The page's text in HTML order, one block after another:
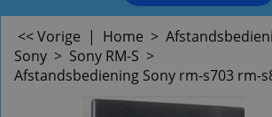
<< Vorige | Home >
Sony > Sony RM-S >
Afstandsbediening Sony rm-s703 rm-